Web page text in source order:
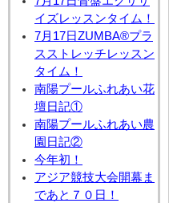
イズレッスンタイム！
7月17日ZUMBA®プラ
スストレッチレッスン
タイム！
南陽プールふれあい花
壇日記①
南陽プールふれあい農
園日記②
今年初！
アジア競技大会開幕ま
であと７０日！